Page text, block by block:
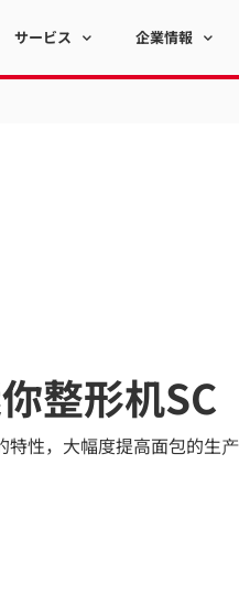
サービス 企業情報
整形机SC
性，大幅度提高面包的生产